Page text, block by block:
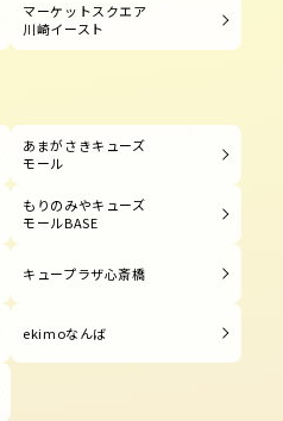
マーケットスクエア
川崎イースト
あまがさきキューズ
モール
もりのみやキューズ
モールBASE
キュープラザ心斎橋
ekimoなんば